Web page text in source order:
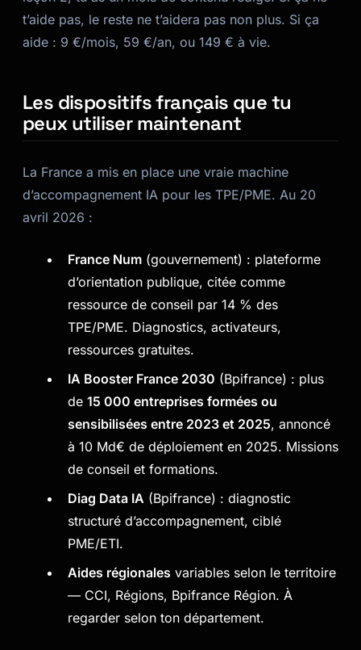
t’aide pas, le reste ne t’aidera pas non plus. Si ça
aide : 9 €/mois, 59 €/an, ou 149 € à vie.
Les dispositifs français que tu
peux utiliser maintenant
La France a mis en place une vraie machine
d’accompagnement IA pour les TPE/PME. Au 20
avril 2026 :
France Num (gouvernement) : plateforme
d’orientation publique, citée comme
ressource de conseil par 14 % des
TPE/PME. Diagnostics, activateurs,
ressources gratuites.
IA Booster France 2030 (Bpifrance) : plus
de 15 000 entreprises formées ou
sensibilisées entre 2023 et 2025, annoncé
à 10 Md€ de déploiement en 2025. Missions
de conseil et formations.
Diag Data IA (Bpifrance) : diagnostic
structuré d’accompagnement, ciblé
PME/ETI.
Aides régionales variables selon le territoire
— CCI, Régions, Bpifrance Région. À
regarder selon ton département.